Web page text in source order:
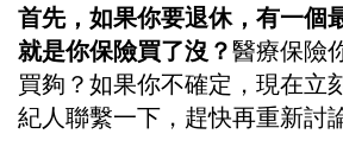
首先，如果你要退休，有一個
就是你保險買了沒？醫療保險
買夠？如果你不確定，現在立
紀人聯繫一下，趕快再重新討論